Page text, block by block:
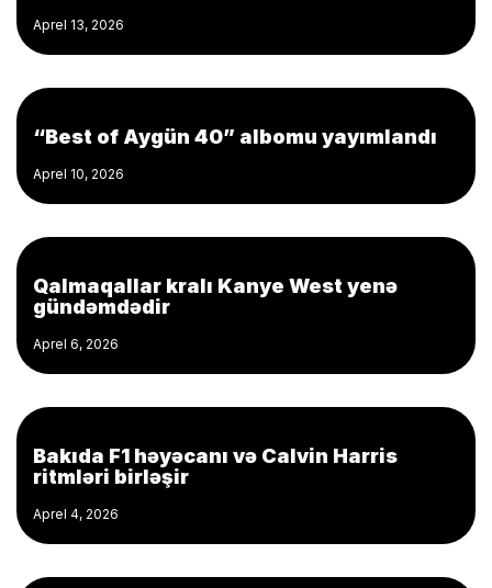
Aprel 13, 2026
“Best of Aygün 40” albomu yayımlandı
Aprel 10, 2026
Qalmaqallar kralı Kanye West yenə
gündəmdədir
Aprel 6, 2026
Bakıda F1 həyəcanı və Calvin Harris
ritmləri birləşir
Aprel 4, 2026